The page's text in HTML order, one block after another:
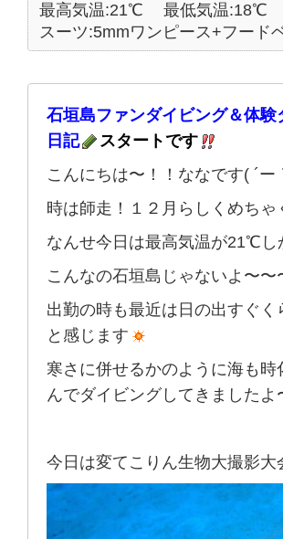
最高気温:21℃
最低気温:18℃
スーツ:5mmワンピース+フード
石垣島ファンダイビング＆体
日記
スタートです
こんにちは〜！！ななです( ´ー
時は師走！１２月らしくめちゃ
なんせ今日は最高気温が21℃し
こんなの石垣島じゃないよ〜〜
出勤の時も最近は日の出すぐ
と感じます
寒さに併せるかのように海も
んでダイビングしてきましたよ
今日は変てこりん生物大撮影